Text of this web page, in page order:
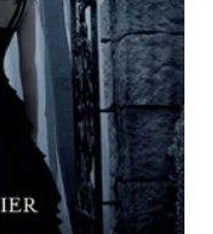
Douglas
Editori
Laura Lancini
fratello maggiore del
che guardi
e assolutamente
io l'ho notato. L'ho